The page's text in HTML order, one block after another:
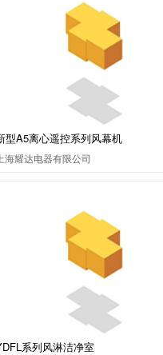
型A5离心遥控系列风幕机
上海耀达电器有限公司
系列风淋洁净室